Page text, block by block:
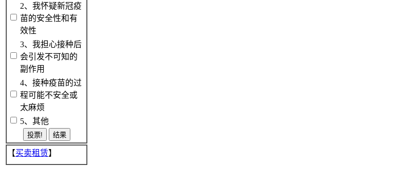
2、我怀疑新冠疫
苗的安全性和有
效性
3、我担心接种后
会引发不可知的
副作用
4、接种疫苗的过
程可能不安全或
太麻烦
5、其他
【买卖租赁】